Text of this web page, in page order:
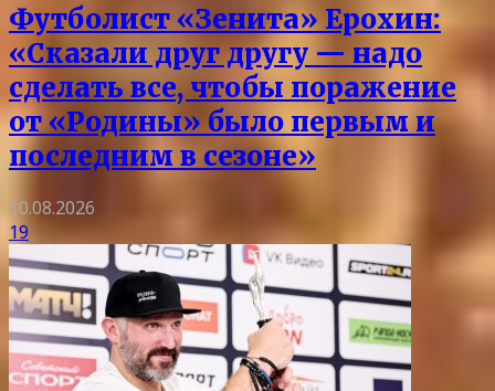
Футболист «Зенита» Ерохин:
«Сказали друг другу — надо
сделать все, чтобы поражение
от «Родины» было первым и
последним в сезоне»
10.08.2026
19